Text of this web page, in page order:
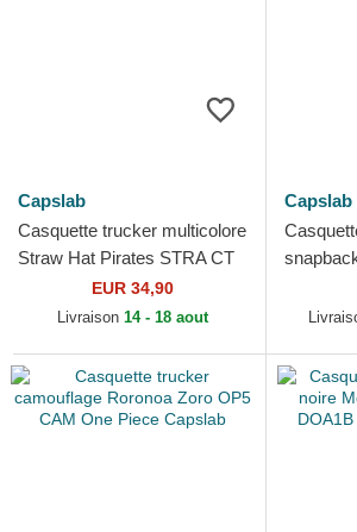
Capslab
Casquette trucker multicolore
Straw Hat Pirates STRA CT
One Piece Capslab
EUR 34,90
Livraison 14 - 18 aout
Capslab
Piece